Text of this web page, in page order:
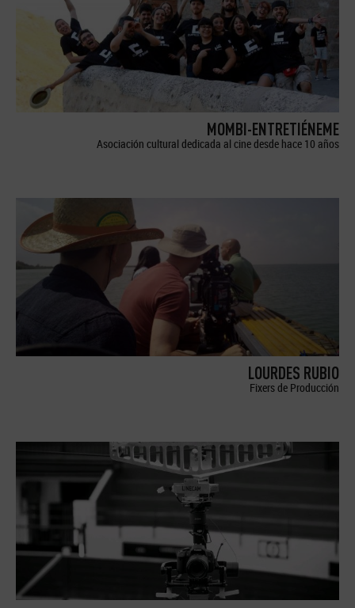
MOMBI-ENTRETIÉNEME
Asociación cultural dedicada al cine desde hace 10 años
LOURDES RUBIO
Fixers de Producción